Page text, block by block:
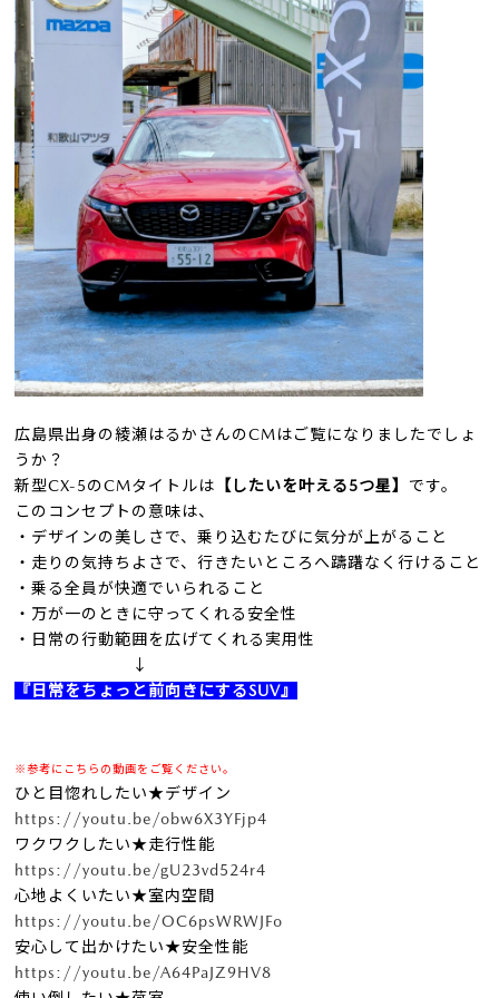
広島県出身の綾瀬はるかさんのCMはご覧になりましたでしょ
うか？
新型CX-5のCMタイトルは 【したいを叶える5つ星】 です。
このコンセプトの意味は、
・デザインの美しさで、乗り込むたびに気分が上がること
・走りの気持ちよさで、行きたいところへ躊躇なく行けること
・乗る全員が快適でいられること
・万が一のときに守ってくれる安全性
・日常の行動範囲を広げてくれる実用性
↓
『日常をちょっと前向きにするSUV』
※参考にこちらの動画をご覧ください。
ひと目惚れしたい★デザイン
https://youtu.be/obw6X3YFjp4
ワクワクしたい★走行性能
https://youtu.be/gU23vd524r4
心地よくいたい★室内空間
https://youtu.be/OC6psWRWJFo
安心して出かけたい★安全性能
https://youtu.be/A64PaJZ9HV8